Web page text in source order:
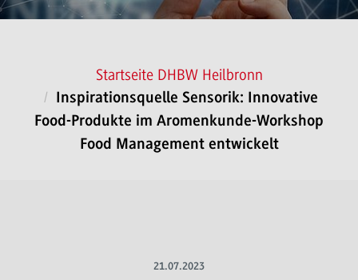
Startseite DHBW Heilbronn
Inspirationsquelle Sensorik: Innovative
Food-Produkte im Aromenkunde-Workshop
Food Management entwickelt
21.07.2023